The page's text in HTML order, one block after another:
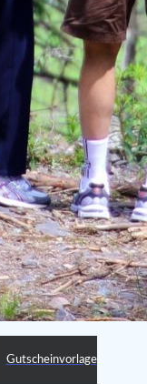
Gutscheinvorlage